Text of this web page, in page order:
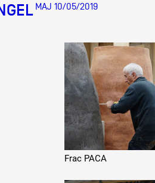
DOCUMENTS D'ARTISTES PACA
DE A à
MAJ 10/05/2019
Frac PACA